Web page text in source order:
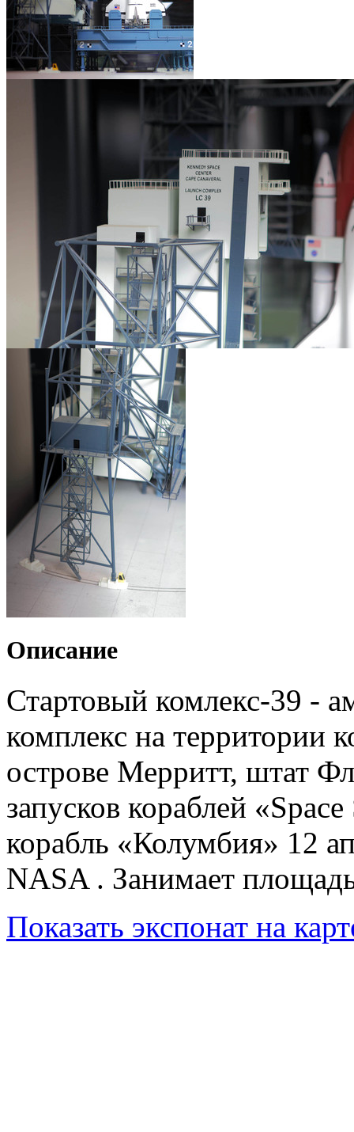
Описание
Стартовый комлекс-39 -
комплекс на территории
острове Мерритт, штат
запусков кораблей
корабль «Колумбия» 12
NASA . Занимает
Показать экспонат на